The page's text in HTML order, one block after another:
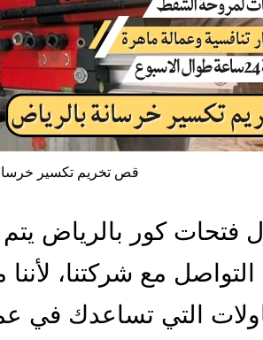
قص تخريم تكسير
فتحات كور بالرياض يتم
التواصل مع شركتنا،
التي تساعدك في